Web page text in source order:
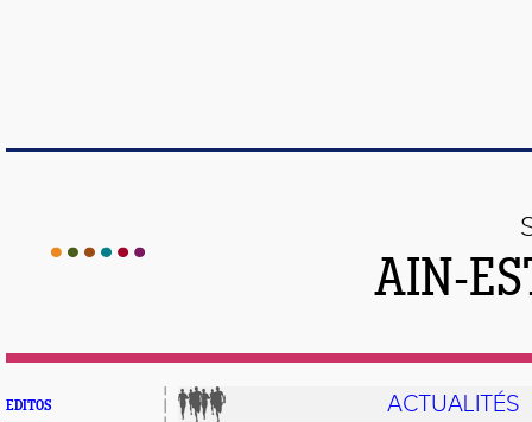
AIN-
EDITOS ACTUALITÉS